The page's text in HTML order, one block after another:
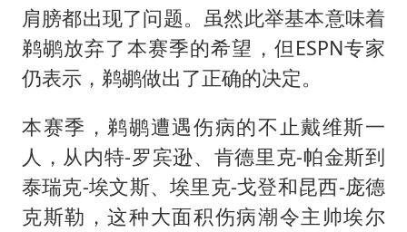
乘客脱鞋散发异味 司机提醒反被怼
日本籍女网红在韩直播时自杀身亡
恩比德变瘦引热议
肩膀都出现了问题。虽然此举基本意味着
鹈鹕放弃了本赛季的希望，但ESPN专家
仍表示，鹈鹕做出了正确的决定。
本赛季，鹈鹕遭遇伤病的不止戴维斯一
人，从内特-罗宾逊、肯德里克-帕金斯到
泰瑞克-埃文斯、埃里克-戈登和昆西-庞德
克斯勒，这种大面积伤病潮令主帅埃尔